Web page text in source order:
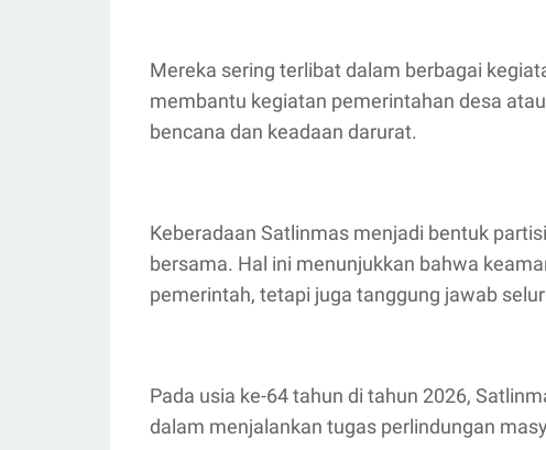
Mereka sering terlibat dalam berbagai
membantu kegiatan pemerintahan desa
bencana dan keadaan darurat.
Keberadaan Satlinmas menjadi bentuk
bersama. Hal ini menunjukkan bahwa
pemerintah, tetapi juga tanggung jawab
Pada usia ke-64 tahun di tahun 2026,
dalam menjalankan tugas perlindungan